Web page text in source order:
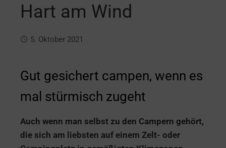
Hart am Wind
5. Oktober 2021
Gut gesichert campen, wenn es
mal stürmisch zugeht
Auch wenn man selbst zu den Campern gehört,
die sich am liebsten auf einem Zelt- oder